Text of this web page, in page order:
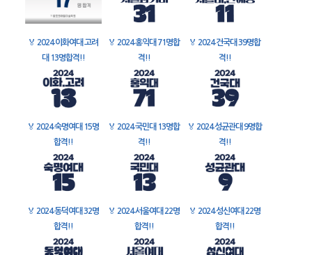
🏅 2024 이화여대 고려
대 13명합격!!
🏅 2024 홍익대 71명합
격!!
🏅 2024 건국대 39명합
격!!
🏅 2024 숙명여대 15명
합격!!
🏅 2024 국민대 13명합
격!!
🏅 2024 성균관대 9명합
격!!
🏅 2024 동덕여대 32명
합격!!
🏅 2024 서울여대 22명
합격!!
🏅 2024 성신여대 22명
합격!!